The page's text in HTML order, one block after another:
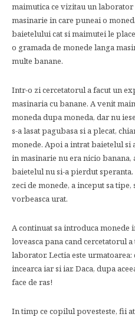
maimutica ce vizitau un
masinarie in care puneai o
baietelului cat si maimutei le
o gramada de monede langa
multe banane.
Intr-o zi cercetatorul a facut un
masinaria cu banane. A venit
moneda dupa moneda, dar nu
s-a lasat pagubasa si a plecat,
monede. Apoi a intrat baietelul si
in masinarie nu era nicio banana,
baietelul nu si-a pierdut
zeci de monede, a inceput sa
vorbeasca urat.
A continuat sa introduca monede
loveasca pana cand cercetatorul
laborator. Lectia este
incearca iar si iar. Daca, dupa
face de ras!
In timp ce copilul povesteste, fii